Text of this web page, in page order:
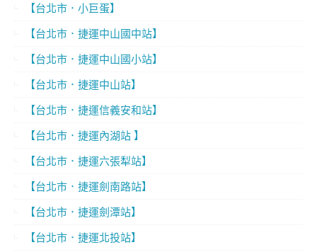
【台北市．小巨蛋】
【台北市．捷運中山國中站】
【台北市．捷運中山國小站】
【台北市．捷運中山站】
【台北市．捷運信義安和站】
【台北市．捷運內湖站 】
【台北市．捷運六張犁站】
【台北市．捷運劍南路站】
【台北市．捷運劍潭站】
【台北市．捷運北投站】